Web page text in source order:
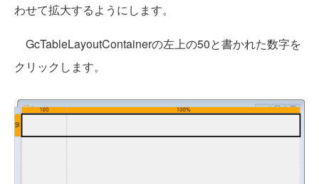
わせて拡大するようにします。
GcTableLayoutContainerの左上の50と書かれた数字を
クリックします。